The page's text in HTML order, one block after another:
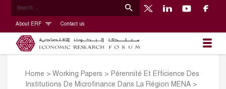
About ERF Contact us
Home > Working Papers > Pérennité Et Efficience Des
Institutions De Microfinance Dans La Région MENA >